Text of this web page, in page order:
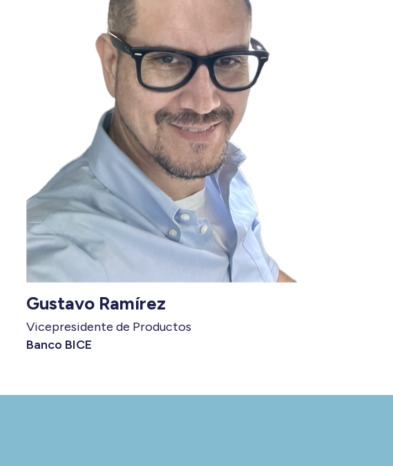
Gustavo Ramírez
Vicepresidente de Productos
Banco BICE